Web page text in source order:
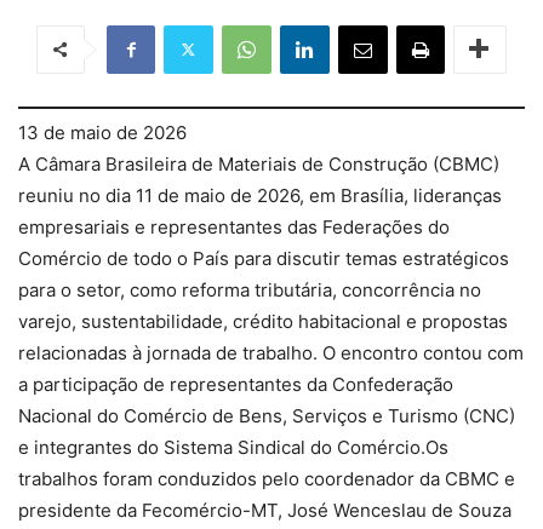
13 de maio de 2026
A Câmara Brasileira de Materiais de Construção (CBMC)
reuniu no dia 11 de maio de 2026, em Brasília, lideranças
empresariais e representantes das Federações do
Comércio de todo o País para discutir temas estratégicos
para o setor, como reforma tributária, concorrência no
varejo, sustentabilidade, crédito habitacional e propostas
relacionadas à jornada de trabalho. O encontro contou com
a participação de representantes da Confederação
Nacional do Comércio de Bens, Serviços e Turismo (CNC)
e integrantes do Sistema Sindical do Comércio.Os
trabalhos foram conduzidos pelo coordenador da CBMC e
presidente da Fecomércio-MT, José Wenceslau de Souza